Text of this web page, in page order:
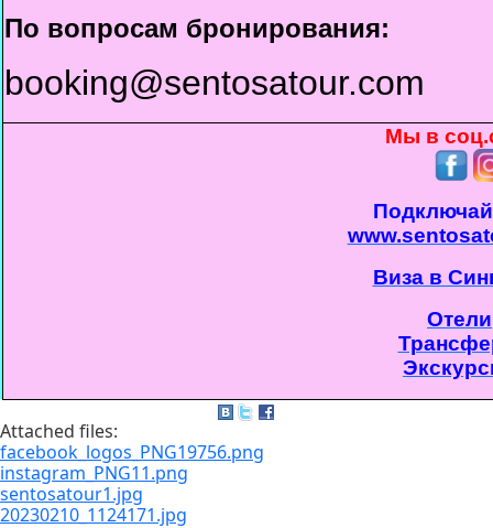
По вопросам бронирования:
booking@sentosatour.com
Мы в
Виза в
Отели
Attached files:
facebook_logos_PNG19756.png
instagram_PNG11.png
sentosatour1.jpg
20230210_1124171.jpg